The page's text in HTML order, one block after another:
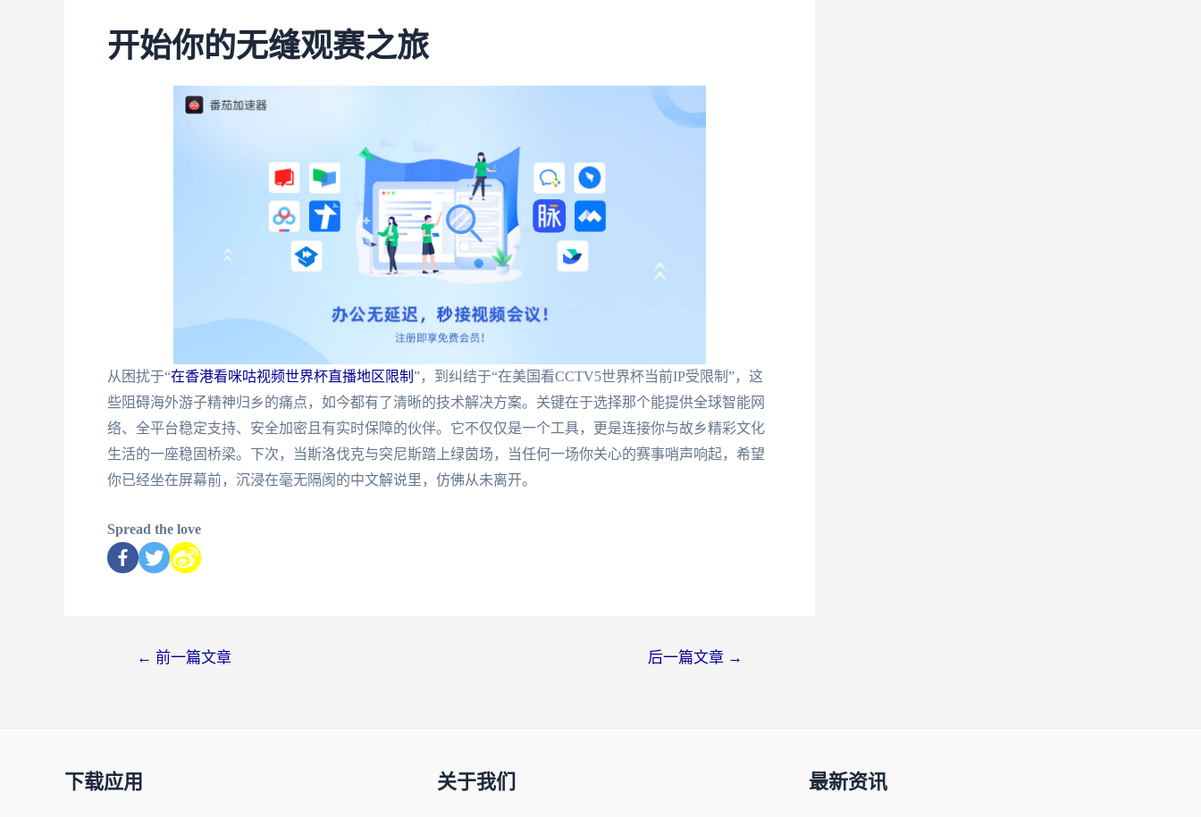
开始你的无缝观赛之旅
从困扰于“在香港看咪咕视频世界杯直播地区限制 ”，到纠结于“在美国看CCTV5世界杯当前IP受限制”，这
些阻碍海外游子精神归乡的痛点，如今都有了清晰的技术解决方案。关键在于选择那个能提供全球智能网
络、全平台稳定支持、安全加密且有实时保障的伙伴。它不仅仅是一个工具，更是连接你与故乡精彩文化
生活的一座稳固桥梁。下次，当斯洛伐克与突尼斯踏上绿茵场，当任何一场你关心的赛事哨声响起，希望
你已经坐在屏幕前，沉浸在毫无隔阂的中文解说里，仿佛从未离开。
Spread the love
← 前一篇文章 后一篇文章 →
下载应用 关于我们 最新资讯